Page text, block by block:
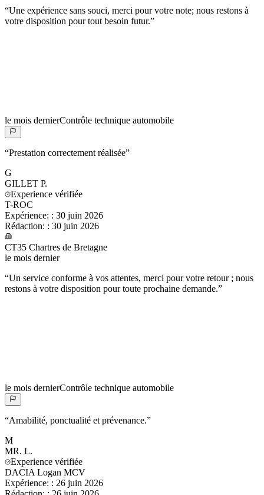
“Une expérience sans souci, merci pour votre note; nous restons à
votre disposition pour tout besoin futur.”
le mois dernierContrôle technique automobile
“Prestation correctement réalisée”
G
GILLET P.
Experience vérifiée
T-ROC
Expérience: : 30 juin 2026
Rédaction: : 30 juin 2026
CT35 Chartres de Bretagne
le mois dernier
“Un service conforme à vos attentes, merci pour votre retour ; nous
restons à votre disposition pour toute prochaine demande.”
le mois dernierContrôle technique automobile
“Amabilité, ponctualité et prévenance.”
M
MR. L.
Experience vérifiée
DACIA Logan MCV
Expérience: : 26 juin 2026